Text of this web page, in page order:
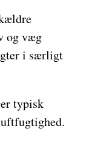
og væg
i særligt
typisk